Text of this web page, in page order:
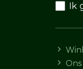
Ik
Ons